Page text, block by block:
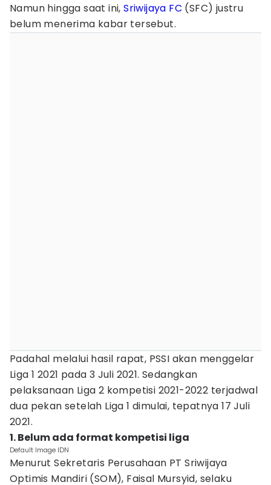
Namun hingga saat ini,Sriwijaya FC (SFC) justru
belum menerima kabar tersebut.
Padahal melalui hasil rapat, PSSI akan menggelar
Liga 1 2021 pada 3 Juli 2021. Sedangkan
pelaksanaan Liga 2 kompetisi 2021-2022 terjadwal
dua pekan setelah Liga 1 dimulai, tepatnya 17 Juli
2021.
1. Belum ada format kompetisi liga
Default Image IDN
Menurut Sekretaris Perusahaan PT Sriwijaya
Optimis Mandiri (SOM), Faisal Mursyid, selaku